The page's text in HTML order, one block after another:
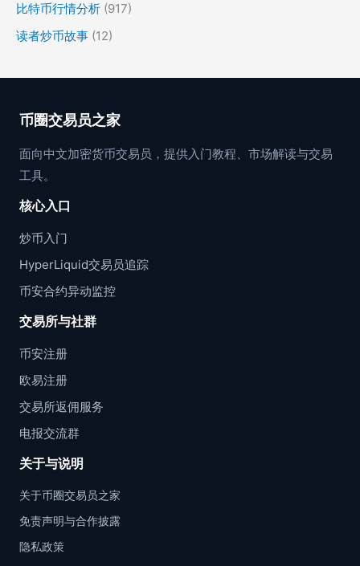
比特币行情分析 (917)
读者炒币故事 (12)
币圈交易员之家
面向中文加密货币交易员，提供入门教程、市场解读与交易
工具。
核心入口
炒币入门
HyperLiquid交易员追踪
币安合约异动监控
交易所与社群
币安注册
欧易注册
交易所返佣服务
电报交流群
关于与说明
关于币圈交易员之家
免责声明与合作披露
隐私政策